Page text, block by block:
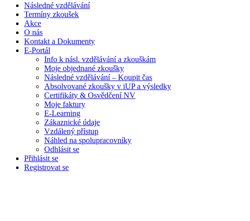
Následné vzdělávání
Termíny zkoušek
Akce
O nás
Kontakt a Dokumenty
E-Portál
Info k násl. vzdělávání a zkouškám
Moje objednané zkoušky
Následné vzdělávání – Koupit čas
Absolvované zkoušky v iUP a výsledky
Certifikáty & Osvědčení NV
Moje faktury
E-Learning
Zákaznické údaje
Vzdálený přístup
Náhled na spolupracovníky
Odhlásit se
Přihlásit se
Registrovat se